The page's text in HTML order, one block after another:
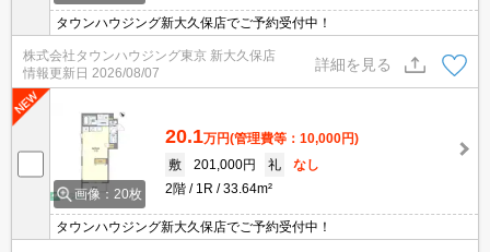
タウンハウジング新大久保店でご予約受付中！
株式会社タウンハウジング東京 新大久保店
情報更新日 2026/08/07
詳細を見る
画像：20枚
20.1万円(管理費等：10,000円)
敷
201,000円 礼
なし
2階
1R 33.64m²
タウンハウジング新大久保店でご予約受付中！